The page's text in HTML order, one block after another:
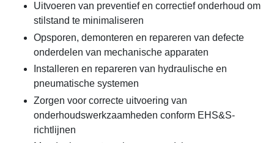
Uitvoeren van preventief en correctief onderhoud om
stilstand te minimaliseren
Opsporen, demonteren en repareren van defecte
onderdelen van mechanische apparaten
Installeren en repareren van hydraulische en
pneumatische systemen
Zorgen voor correcte uitvoering van
onderhoudswerkzaamheden conform EHS&S-
richtlijnen